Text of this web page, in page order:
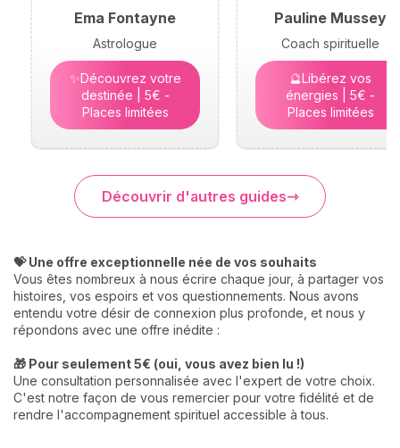
Ema Fontayne
Astrologue
✨Découvrez votre
destinée | 5€ -
Places limitées
Pauline Mussey
Coach spirituelle
🔮Libérez vos
énergies | 5€ -
Places limitées
Découvrir d'autres guides
💝 Une offre exceptionnelle née de vos souhaits
Vous êtes nombreux à nous écrire chaque jour, à partager vos
histoires, vos espoirs et vos questionnements. Nous avons
entendu votre désir de connexion plus profonde, et nous y
répondons avec une offre inédite :
🎁 Pour seulement 5€ (oui, vous avez bien lu !)
Une consultation personnalisée avec l'expert de votre choix.
C'est notre façon de vous remercier pour votre fidélité et de
rendre l'accompagnement spirituel accessible à tous.